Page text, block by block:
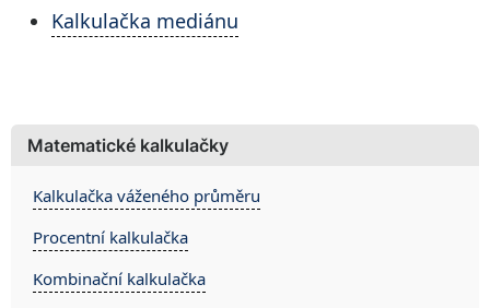
Kalkulačka mediánu
Matematické kalkulačky
Kalkulačka váženého průměru
Procentní kalkulačka
Kombinační kalkulačka